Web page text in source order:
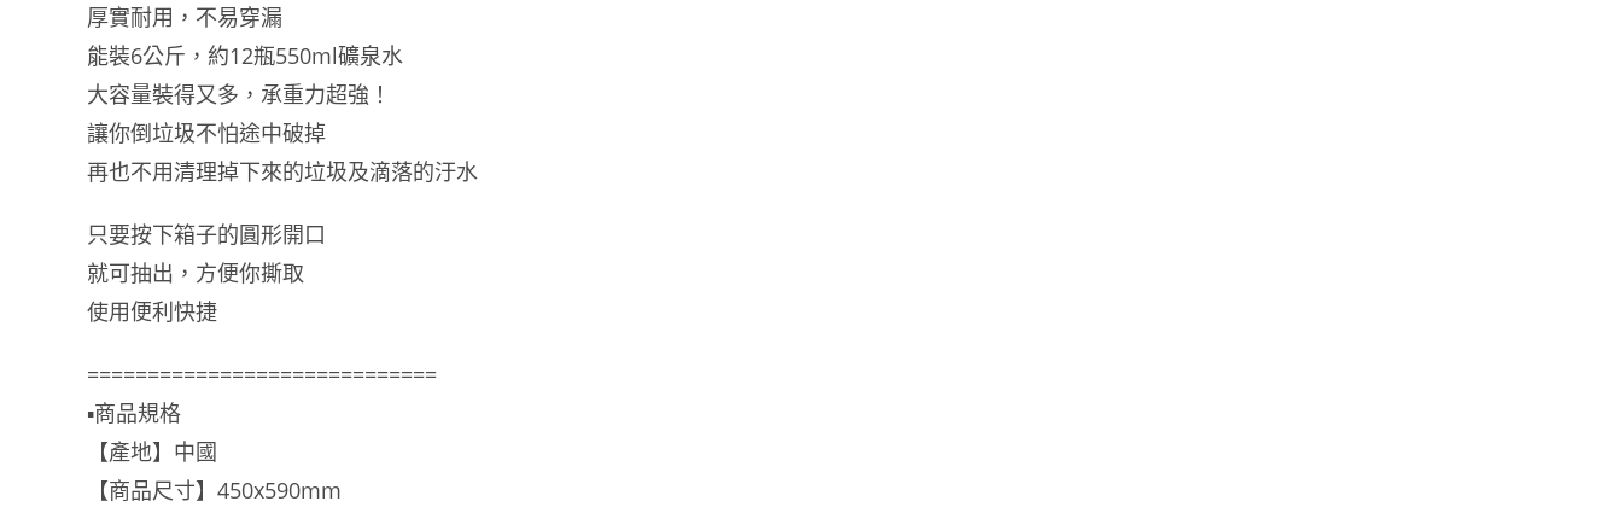
厚實耐用，不易穿漏
能裝6公斤，約12瓶550ml礦泉水
大容量裝得又多，承重力超強！
讓你倒垃圾不怕途中破掉
再也不用清理掉下來的垃圾及滴落的汙水
只要按下箱子的圓形開口
就可抽出，方便你撕取
使用便利快捷
=============================
▪️商品規格
【產地】中國
【商品尺寸】450x590mm